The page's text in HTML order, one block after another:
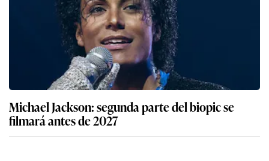
Michael Jackson: segunda parte del biopic se
filmará antes de 2027